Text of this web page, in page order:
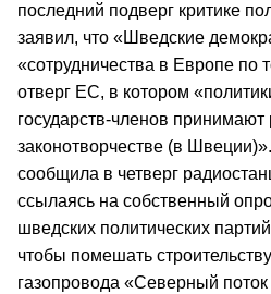
последний подверг критике
заявил, что «Шведские
«сотрудничества в Европе по
отверг ЕС, в котором
государств-членов
законотворчестве (в
сообщила в четверг
ссылаясь на собственный
шведских политических
чтобы помешать
газопровода «Северный поток